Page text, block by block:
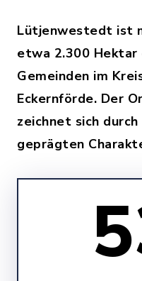
Lütjenwestedt ist
etwa 2.300
Gemeinden im
Eckernförde. Der
zeichnet sich
geprägten